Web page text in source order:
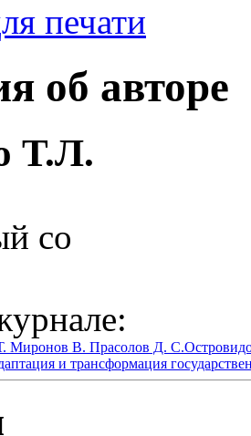
печати
об авторе
Т.Л.
со
Миронов В. Прасолов Д. С.
и трансформация